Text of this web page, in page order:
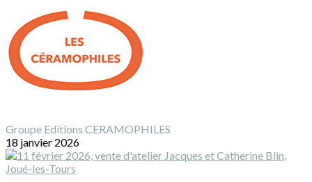
Groupe Editions CERAMOPHILES
18 janvier 2026